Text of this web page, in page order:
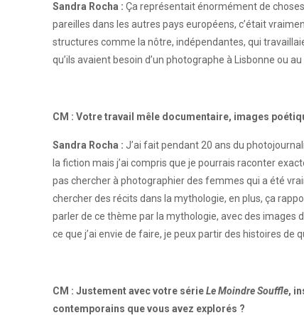
Sandra Rocha :Ça représentait énormément de
pareilles dans les autres pays européens, c’était
structures comme la nôtre, indépendantes, qui
qu’ils avaient besoin d’un photographe à Lisbonne ou
CM : Votre travail mêle documentaire, images
Sandra Rocha :J’ai fait pendant 20 ans du
la fiction mais j’ai compris que je pourrais raconter
pas chercher à photographier des femmes qui a été
chercher des récits dans la mythologie, en plus, ça
parler de ce thème par la mythologie, avec des images
ce que j’ai envie de faire, je peux partir des histoires de
CM : Justement avec votre sérieLe Moindre Souffle,
contemporains que vous avez explorés ?